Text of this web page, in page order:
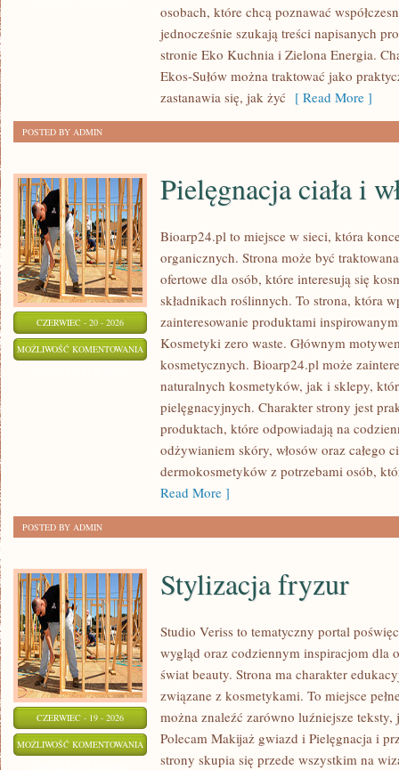
DOMUosobach, które chcą poznawać
jednocześnie szukają treści napisanych
stronie Eko Kuchnia i Zielona Energia.
Ekos-Sułów można traktować jako
zastanawia się, jak żyć [ Read More ]
POSTED BY ADMIN
CZERWIEC - 20 - 2026
MOŻLIWOŚĆ KOMENTOWANIA PIELĘGNACJA
CIAŁA
WŁOSÓW
Pielęgnacja ciała i
Bioarp24.pl to miejsce w sieci, która
organicznych. Strona może być
ofertowe dla osób, które interesują się
składnikach roślinnych. To strona, która
zainteresowanie produktami
Kosmetyki zero waste. Głównym
kosmetycznych. Bioarp24.pl może
naturalnych kosmetyków, jak i sklepy,
pielęgnacyjnych. Charakter strony jest
produktach, które odpowiadają na
odżywianiem skóry, włosów oraz całego
dermokosmetyków z potrzebami osób,
Read More ]
POSTED BY ADMIN
CZERWIEC - 19 - 2026
MOŻLIWOŚĆ KOMENTOWANIA STYLIZACJA
FRYZUR
Stylizacja fryzur
Studio Veriss to tematyczny portal
wygląd oraz codziennym inspiracjom dla
świat beauty. Strona ma charakter
związane z kosmetykami. To miejsce
można znaleźć zarówno luźniejsze
Polecam Makijaż gwiazd i Pielęgnacja i
strony skupia się przede wszystkim na